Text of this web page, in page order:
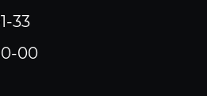
33
00